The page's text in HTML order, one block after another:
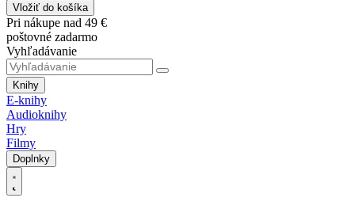
Vložiť do košíka
Pri nákupe nad 49 €
poštovné zadarmo
Vyhľadávanie
Knihy
E-knihy
Audioknihy
Hry
Filmy
Doplnky